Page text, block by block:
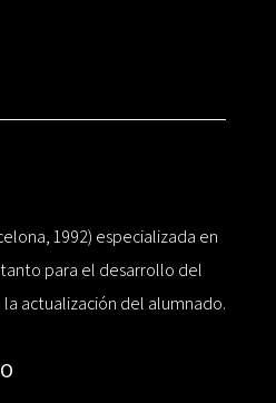
1992) especializada en
para el desarrollo del
actualización del alumnado.